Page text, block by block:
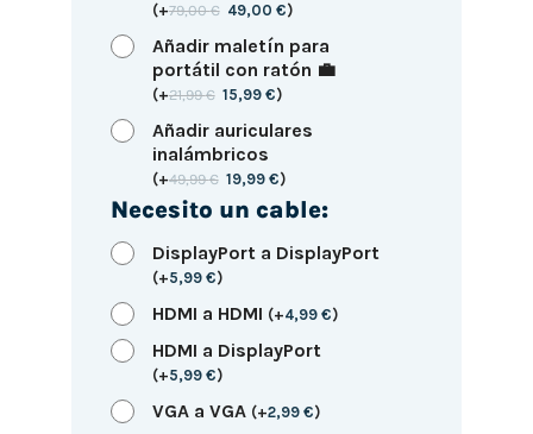
(+79,00€ 49,00€)
Añadir maletín para
portátil con ratón 💼
(+21,99€ 15,99€)
Añadir auriculares
inalámbricos
(+49,99€ 19,99€)
Necesito un cable:
DisplayPort a DisplayPort
(+5,99 €)
HDMI a HDMI (+4,99 €)
HDMI a DisplayPort
(+5,99 €)
VGA a VGA (+2,99 €)